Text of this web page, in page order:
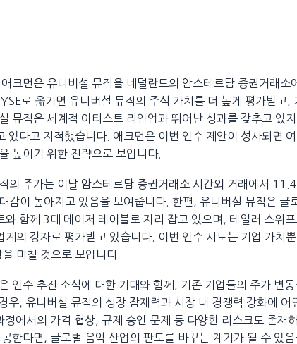
크먼은 유니버설 뮤직을 네덜란드의 암스테르담 증권거래소
로 옮기면 유니버설 뮤직의 주식 가치를 더 높게 평가받고,
뮤직은 세계적 아티스트 라인업과 뛰어난 성과를 갖추고 있
있다고 지적했습니다. 애크먼은 이번 인수 제안이 성사되면
높이기 위한 전략으로 보입니다.
의 주가는 이날 암스테르담 증권거래소 시간외 거래에서
감이 높아지고 있음을 보여줍니다. 한편, 유니버설 뮤직은 글
와 함께 3대 메이저 레이블로 자리 잡고 있으며, 테일러 스위
계의 강자로 평가받고 있습니다. 이번 인수 시도는 기업 가치
미칠 것으로 보입니다.
인수 추진 소식에 대한 기대와 함께, 기존 기업들의 주가 변
우, 유니버설 뮤직의 성장 잠재력과 시장 내 경쟁력 강화에 어
정에서의 가격 협상, 규제 승인 문제 등 다양한 리스크도 존재
한다면, 글로벌 음악 산업의 판도를 바꾸는 계기가 될 수 있음